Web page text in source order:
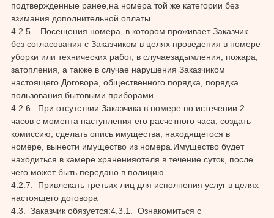
подтвержденные ранее,на номера той же категории без
взимания дополнительной оплаты.
4.2.5. Посещения номера, в котором проживает Заказчик
без согласования с Заказчиком в целях проведения в номере
уборки или технических работ, в случаезадымления, пожара,
затопления, а также в случае нарушения Заказчиком
настоящего Договора, общественного порядка, порядка
пользования бытовыми приборами.
4.2.6. При отсутствии Заказчика в номере по истечении 2
часов с момента наступления его расчетного часа, создать
комиссию, сделать опись имущества, находящегося в
номере, вынести имущество из номера.Имущество будет
находиться в камере храненияотеля в течение суток, после
чего может быть передано в полицию.
4.2.7. Привлекать третьих лиц для исполнения услуг в целях
настоящего договора
4.3. Заказчик обязуется:4.3.1. Ознакомиться с